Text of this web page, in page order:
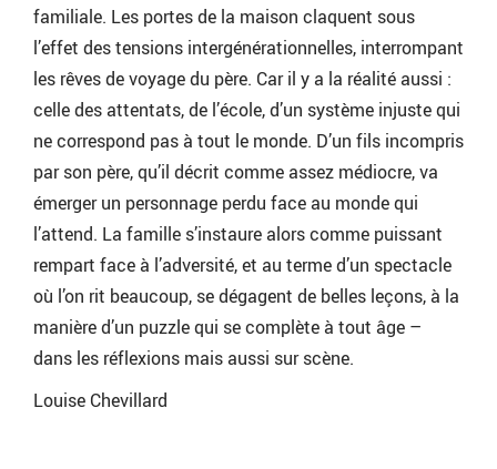
familiale. Les portes de la maison claquent sous
l’effet des tensions intergénérationnelles, interrompant
les rêves de voyage du père. Car il y a la réalité aussi :
celle des attentats, de l’école, d’un système injuste qui
ne correspond pas à tout le monde. D’un fils incompris
par son père, qu’il décrit comme assez médiocre, va
émerger un personnage perdu face au monde qui
l’attend. La famille s’instaure alors comme puissant
rempart face à l’adversité, et au terme d’un spectacle
où l’on rit beaucoup, se dégagent de belles leçons, à la
manière d’un puzzle qui se complète à tout âge –
dans les réflexions mais aussi sur scène.
Louise Chevillard